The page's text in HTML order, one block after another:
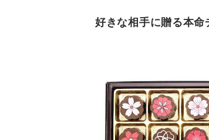
好きな相手に贈る本